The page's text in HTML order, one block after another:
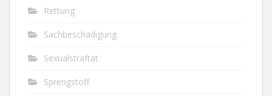
Rettung
Sachbeschädigung
Sexualstraftat
Sprengstoff